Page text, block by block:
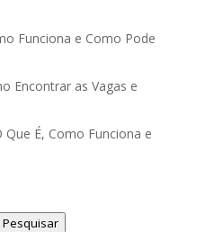
Funciona e Como Pode
Encontrar as Vagas e
É, Como Funciona e
Pesquisar